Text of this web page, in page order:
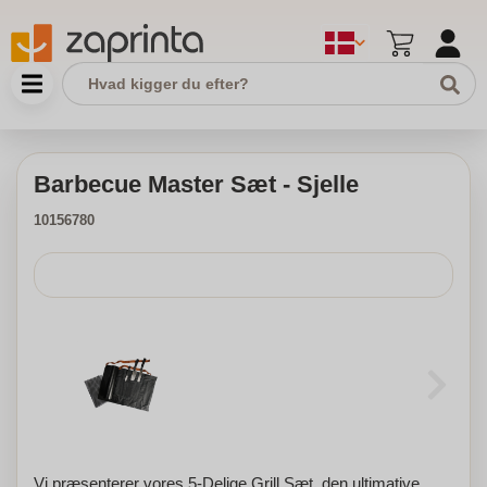
Barbecue Master Sæt - Sjelle
10156780
Vi præsenterer vores 5-Delige Grill Sæt, den ultimative